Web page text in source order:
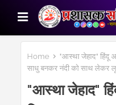
Home
"आस्था जेहाद" हिंदू
साधु बनकर नंदी को साथ लेकर
"आस्था जेहाद"